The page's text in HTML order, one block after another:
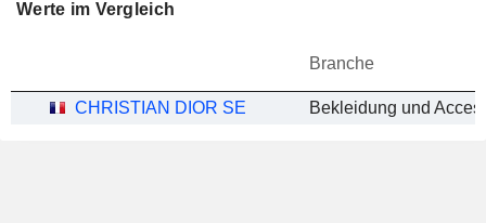
Werte im Vergleich
Branche
CHRISTIAN DIOR SE